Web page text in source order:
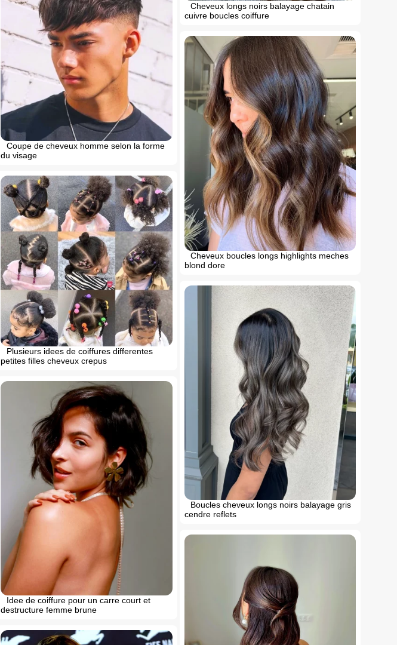
Cheveux longs noirs balayage chatain
cuivre boucles coiffure
Coupe de cheveux homme selon la forme
du visage
Cheveux boucles longs highlights meches
blond dore
Plusieurs idees de coiffures differentes
petites filles cheveux crepus
Boucles cheveux longs noirs balayage gris
cendre reflets
Idee de coiffure pour un carre court et
destructure femme brune